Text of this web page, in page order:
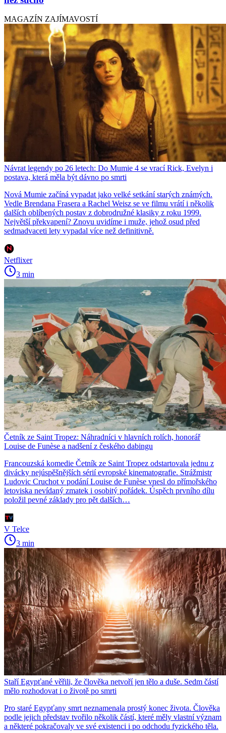
MAGAZÍN ZAJÍMAVOSTÍ
Návrat legendy po 26 letech: Do Mumie 4 se vrací Rick, Evelyn i
postava, která měla být dávno po smrti
Nová Mumie začíná vypadat jako velké setkání starých známých.
Vedle Brendana Frasera a Rachel Weisz se ve filmu vrátí i několik
dalších oblíbených postav z dobrodružné klasiky z roku 1999.
Největší překvapení? Znovu uvidíme i muže, jehož osud před
sedmadvaceti lety vypadal více než definitivně.
Netflixer
3 min
Četník ze Saint Tropez: Náhradníci v hlavních rolích, honorář
Louise de Funèse a nadšení z českého dabingu
Francouzská komedie Četník ze Saint Tropez odstartovala jednu z
divácky nejúspěšnějších sérií evropské kinematografie. Strážmistr
Ludovic Cruchot v podání Louise de Funèse vnesl do přímořského
letoviska nevídaný zmatek i osobitý pořádek. Úspěch prvního dílu
položil pevné základy pro pět dalších…
V Telce
3 min
Staří Egypťané věřili, že člověka netvoří jen tělo a duše. Sedm částí
mělo rozhodovat i o životě po smrti
Pro staré Egypťany smrt neznamenala prostý konec života. Člověka
podle jejich představ tvořilo několik částí, které měly vlastní význam
a některé pokračovaly ve své existenci i po odchodu fyzického těla.